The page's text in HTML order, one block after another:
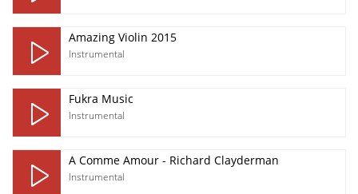
Amazing Violin 2015
Instrumental
Fukra Music
Instrumental
A Comme Amour - Richard Clayderman
Instrumental